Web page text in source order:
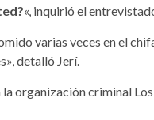
«, inquirió el
varias veces en el
detalló Jerí.
organización criminal